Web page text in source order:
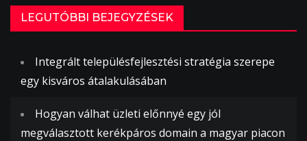
LEGUTÓBBI BEJEGYZÉSEK
Integrált településfejlesztési stratégia szerepe
egy kisváros átalakulásában
Hogyan válhat üzleti előnnyé egy jól
megválasztott kerékpáros domain a magyar piacon